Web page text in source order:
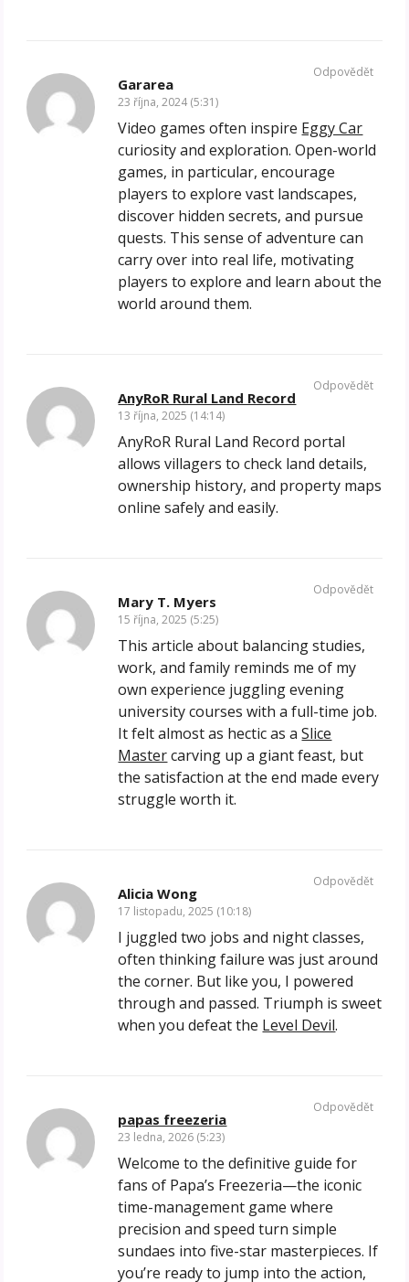
Gararea
23 října, 2024 (5:31)
Video games often inspire Eggy Car
curiosity and exploration. Open-world
games, in particular, encourage
players to explore vast landscapes,
discover hidden secrets, and pursue
quests. This sense of adventure can
carry over into real life, motivating
players to explore and learn about the
world around them.
Odpovědět
AnyRoR Rural Land Record
13 října, 2025 (14:14)
AnyRoR Rural Land Record portal
allows villagers to check land details,
ownership history, and property maps
online safely and easily.
Odpovědět
Mary T. Myers
15 října, 2025 (5:25)
This article about balancing studies,
work, and family reminds me of my
own experience juggling evening
university courses with a full-time job.
It felt almost as hectic as aSlice
Mastercarving up a giant feast, but
the satisfaction at the end made every
struggle worth it.
Odpovědět
Alicia Wong
17 listopadu, 2025 (10:18)
I juggled two jobs and night classes,
often thinking failure was just around
the corner. But like you, I powered
through and passed. Triumph is sweet
when you defeat the Level Devil.
Odpovědět
papas freezeria
23 ledna, 2026 (5:23)
Welcome to the definitive guide for
fans of Papa’s Freezeria—the iconic
time-management game where
precision and speed turn simple
sundaes into five-star masterpieces. If
you’re ready to jump into the action,
Odpovědět